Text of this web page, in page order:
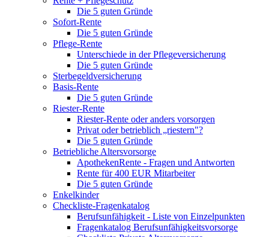
Die 5 guten Gründe
Sofort-Rente
Die 5 guten Gründe
Pflege-Rente
Unterschiede in der Pflegeversicherung
Die 5 guten Gründe
Sterbegeldversicherung
Basis-Rente
Die 5 guten Gründe
Riester-Rente
Riester-Rente oder anders vorsorgen
Privat oder betrieblich „riestern"?
Die 5 guten Gründe
Betriebliche Altersvorsorge
ApothekenRente - Fragen und Antworten
Rente für 400 EUR Mitarbeiter
Die 5 guten Gründe
Enkelkinder
Checkliste-Fragenkatalog
Berufsunfähigkeit - Liste von Einzelpunkten
Fragenkatalog Berufsunfähigkeitsvorsorge